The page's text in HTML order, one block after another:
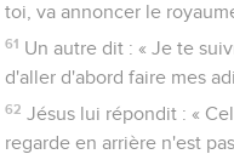
toi, va annoncer le
61 Un autre dit : « Je te
d'aller d'abord faire mes
62 Jésus lui répondit : «
regarde en arrière n'est